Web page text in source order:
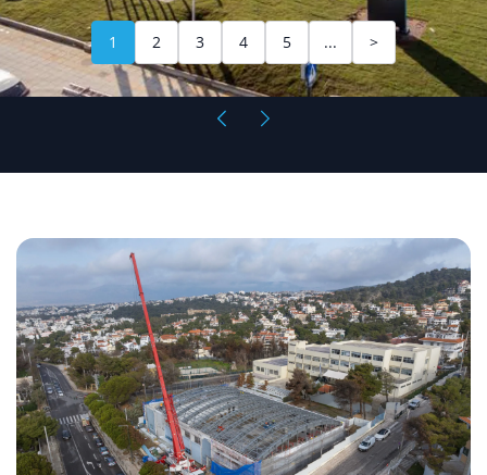
1 2 3 4 5 ... >
Κλειστό
Γυμναστήριο
Πεντέλης